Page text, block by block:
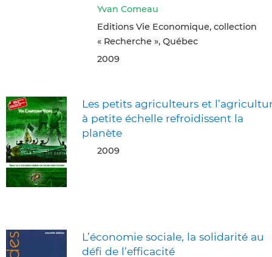
Yvan Comeau
Editions Vie Economique, collection
« Recherche », Québec
2009
Les petits agriculteurs et
à petite échelle refroidissent la
planète
2009
L’économie sociale, la solidarité au
défi de l’efficacité